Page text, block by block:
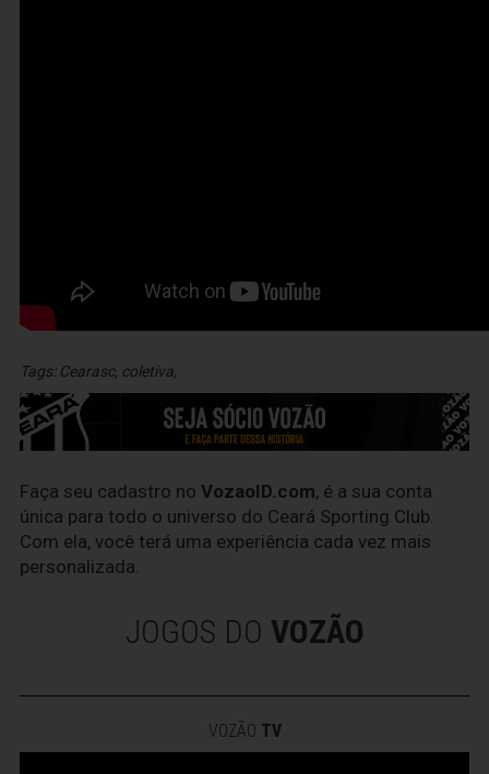
Tags: Cearasc, coletiva
Faça seu cadastro no VozaoID.com, é a sua conta
única para todo o universo do Ceará Sporting Club.
Com ela, você terá uma experiência cada vez mais
personalizada.
JOGOS DO VOZÃO
VOZÃO TV